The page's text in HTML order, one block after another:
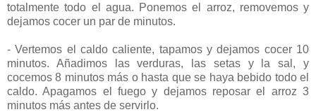
totalmente todo el agua. Ponemos el arroz, removemos y
dejamos cocer un par de minutos.
- Vertemos el caldo caliente, tapamos y dejamos cocer 10
minutos. Añadimos las verduras, las setas y la sal, y
cocemos 8 minutos más o hasta que se haya bebido todo el
caldo. Apagamos el fuego y dejamos reposar el arroz 3
minutos más antes de servirlo.